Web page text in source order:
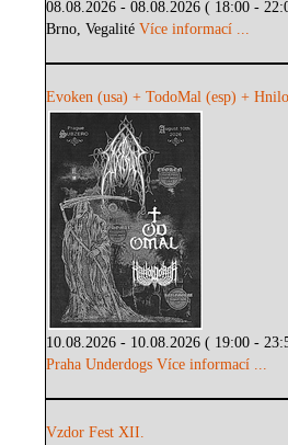
08.08.2026 - 08.08.2026 ( 18:00 -
Brno, VegalitéVíce informací ...
Evoken (usa) + TodoMal (esp) +
10.08.2026 - 10.08.2026 ( 19:00 -
Praha Underdogs Více informací ...
Vzdor Fest XII.